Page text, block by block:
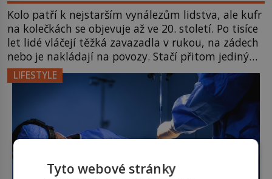
Kolo patří k nejstarším vynálezům lidstva, ale kufr
na kolečkách se objevuje až ve 20. století. Po tisíce
let lidé vláčejí těžká zavazadla v rukou, na zádech
nebo je nakládají na povozy. Stačí přitom jediný
nápad, připevnit ke kufru kolečka. Jenže právě ten
nikdo dlouho nedostane. Až jednou se na letišti
LIFESTYLE
Tyto webové stránky